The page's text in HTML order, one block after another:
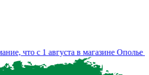
что с 1 августа в магазине Ополье